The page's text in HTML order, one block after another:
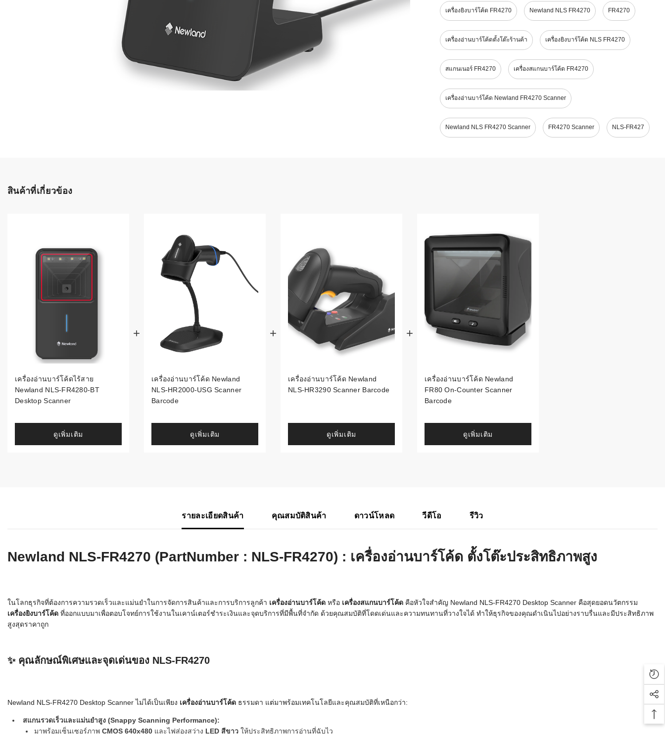
เลือกระบบ WMS: ธุรกิจ
ควรเตรียมข้อมูลอะไรบ้าง
ระบบบาร์โค้ดใน
ระบบบาร์โค้ดใน
อุตสาหกรรมเสื้อผ้า
ระบบบาร์โค้ดใน
อุตสาหกรรมอาหาร
ระบบบาร์โค้ดใน
อุตสาหกรรมเคมี
ระบบบาร์โค้ดในด้านการ
แพทย์
ศึกษา
ระบบบาร์โค้ดในคลัง
โค้ด
ลักษณะของบาร์โค้ด
บาร์โค้ดคืออะไร?
เครื่องยิงบาร์โค้ด FR4270 Newland NLS FR4270 FR4270
เครื่องอ่านบาร์โค้ดตั้งโต๊ะร้านค้า เครื่องยิงบาร์โค้ด NLS FR4270
สแกนเนอร์ FR4270 เครื่องสแกนบาร์โค้ด FR4270
เครื่องอ่านบาร์โค้ด Newland FR4270 Scanner
Newland NLS FR4270 Scanner FR4270 Scanner NLS-FR427
สินค้าที่เกี่ยวข้อง
เครื่องอ่านบาร์โค้ดไร้สาย
Newland NLS-FR4280-BT
Desktop Scanner
ดูเพิ่มเติม
เครื่องอ่านบาร์โค้ด Newland
NLS-HR2000-USG Scanner
Barcode
ดูเพิ่มเติม
เครื่องอ่านบาร์โค้ด Newland
NLS-HR3290 Scanner Barcode
ดูเพิ่มเติม
เครื่องอ่านบาร์โค้ด Newland
FR80 On-Counter Scanner
Barcode
ดูเพิ่มเติม
รายละเอียดสินค้า คุณสมบัติสินค้า ดาวน์โหลด วีดีโอ รีวิว
Newland NLS-FR4270 (PartNumber : NLS-FR4270) : เครื่องอ่านบาร์โค้ด ตั้งโต๊ะประสิทธิภาพสูง
ในโลกธุรกิจที่ต้องการความรวดเร็วและแม่นยำในการจัดการสินค้าและการบริการลูกค้า เครื่องอ่านบาร์โค้ด หรือ เครื่องสแกนบาร์โค้ด คือหัวใจสำคัญ Newland NLS-FR4270 Desktop Scanner คือสุดยอดนวัตกรรม
เครื่องยิงบาร์โค้ด ที่ออกแบบมาเพื่อตอบโจทย์การใช้งานในเคาน์เตอร์ชำระเงินและจุดบริการที่มีพื้นที่จำกัด ด้วยคุณสมบัติที่โดดเด่นและความทนทานที่วางใจได้ ทำให้ธุรกิจของคุณดำเนินไปอย่างราบรื่นและมีประสิทธิภาพ
สูงสุดราคาถูก
✨ คุณลักษณ์พิเศษและจุดเด่นของ NLS-FR4270
Newland NLS-FR4270 Desktop Scanner ไม่ได้เป็นเพียง เครื่องอ่านบาร์โค้ด ธรรมดา แต่มาพร้อมเทคโนโลยีและคุณสมบัติที่เหนือกว่า:
สแกนรวดเร็วและแม่นยำสูง (Snappy Scanning Performance):
มาพร้อมเซ็นเซอร์ภาพ CMOS 640x480 และไฟส่องสว่าง LED สีขาว ให้ประสิทธิภาพการอ่านที่ฉับไว